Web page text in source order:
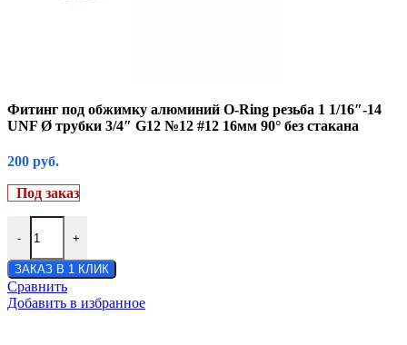
Фитинг под обжимку алюминий O-Ring резьба 1 1/16″-14
UNF Ø трубки 3/4″ G12 №12 #12 16мм 90° без стакана
200 руб.
Под заказ
- +
ЗАКАЗ В 1 КЛИК
Сравнить
Добавить в избранное